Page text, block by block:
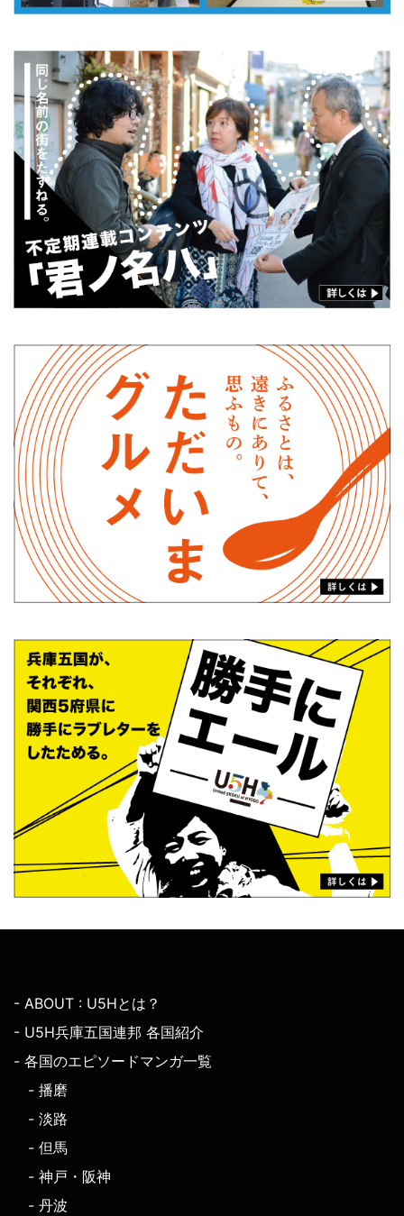
- ABOUT : U5Hとは？
- U5H兵庫五国連邦 各国紹介
- 各国のエピソードマンガ一覧
- 播磨
- 淡路
- 但馬
- 神戸・阪神
- 丹波